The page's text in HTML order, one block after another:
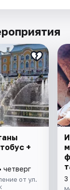
+
четверг
от ул.
3